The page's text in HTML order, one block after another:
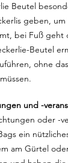
Beutel
geben,
bei Fuß geht
Beutel
ohne
und -
oder -
ein
am Gürtel